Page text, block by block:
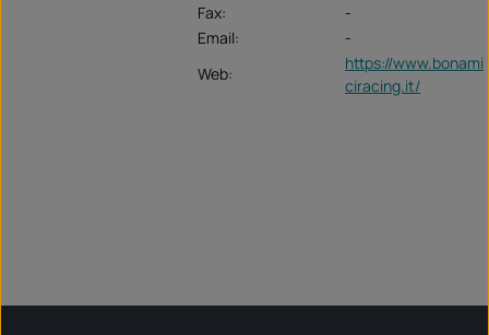
Fax:
-
Email:
-
Web:
https://www.bonami
ciracing.it/